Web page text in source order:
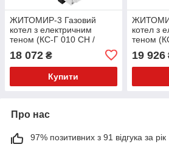
ЖИТОМИР-3 Газовий
котел з електричним
теном (КС-Г 010 СН /
18 072 ₴
Купити
котел з
теном
19 926
Про нас
97% позитивних з 91 відгука за рік